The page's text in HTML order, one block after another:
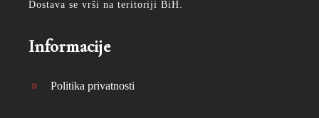
Dostava se vrši na teritoriji BiH.
Informacije
Politika privatnosti